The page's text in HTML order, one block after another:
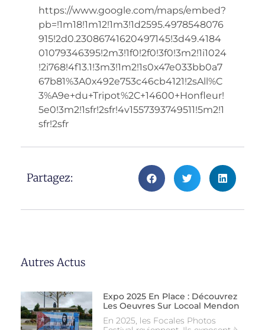
https://www.google.com/maps/embed?
pb=!1m18!1m12!1m3!1d2595.4978548076
915!2d0.23086741620497145!3d49.4184
01079346395!2m3!1f0!2f0!3f0!3m2!1i1024
!2i768!4f13.1!3m3!1m2!1s0x47e033bb0a7
67b81%3A0x492e753c46cb4121!2sAll%C
3%A9e+du+Tripot%2C+14600+Honfleur!
5e0!3m2!1sfr!2sfr!4v1557393749511!5m2!1
sfr!2sfr
Partagez:
Autres Actus
Expo 2025 En Place : Découvrez
Les Oeuvres Sur Locoal Mendon
En 2025, les Focales Photos